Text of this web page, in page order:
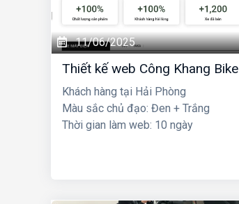
11/06/2025
Thiết kế web Công Khang Bike
Khách hàng tại Hải Phòng
Màu sắc chủ đạo: Đen + Trắng
Thời gian làm web: 10 ngày